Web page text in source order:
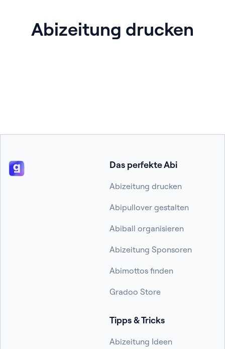
Abizeitung drucken
Das perfekte Abi
Abizeitung drucken
Abipullover gestalten
Abiball organisieren
Abizeitung Sponsoren
Abimottos finden
Gradoo Store
Tipps & Tricks
Abizeitung Ideen